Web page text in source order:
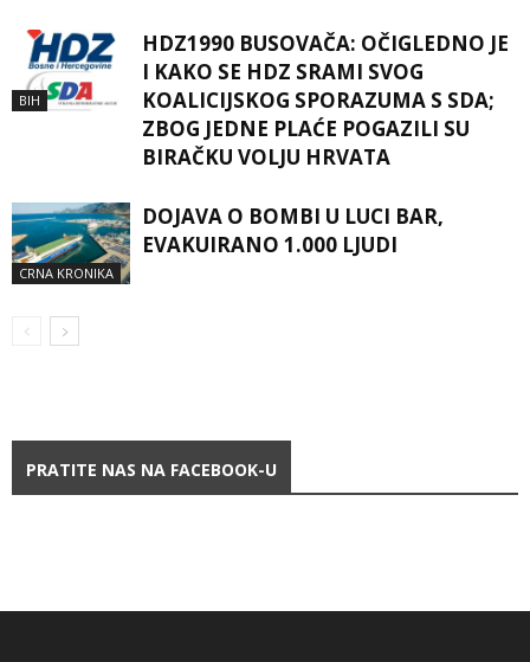
BIH
HDZ1990 BUSOVAČA: OČIGLEDNO JE
I KAKO SE HDZ SRAMI SVOG
KOALICIJSKOG SPORAZUMA S SDA;
ZBOG JEDNE PLAĆE POGAZILI SU
BIRAČKU VOLJU HRVATA
CRNA KRONIKA
DOJAVA O BOMBI U LUCI BAR,
EVAKUIRANO 1.000 LJUDI
PRATITE NAS NA FACEBOOK-U